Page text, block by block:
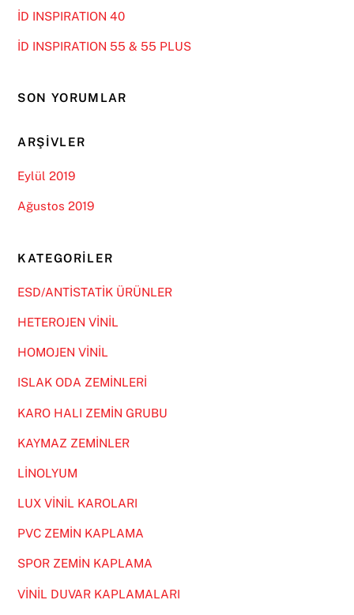
İD INSPIRATION 40
İD INSPIRATION 55 & 55 PLUS
SON YORUMLAR
ARŞIVLER
Eylül 2019
Ağustos 2019
KATEGORILER
ESD/ANTİSTATİK ÜRÜNLER
HETEROJEN VİNİL
HOMOJEN VİNİL
ISLAK ODA ZEMİNLERİ
KARO HALI ZEMİN GRUBU
KAYMAZ ZEMİNLER
LİNOLYUM
LUX VİNİL KAROLARI
PVC ZEMİN KAPLAMA
SPOR ZEMİN KAPLAMA
VİNİL DUVAR KAPLAMALARI